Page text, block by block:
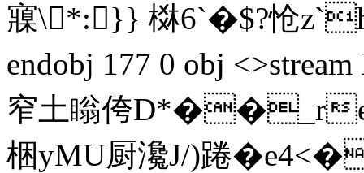
寱\*:}} 棥6`�$?怆
endobj 177 0 obj
窄土瞈侉D*��_re
梱yMU厨瀺J/)踡